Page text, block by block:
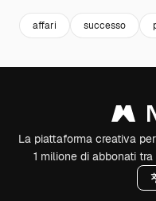
affari successo
La piattaforma creativa
1 milione di abbonati